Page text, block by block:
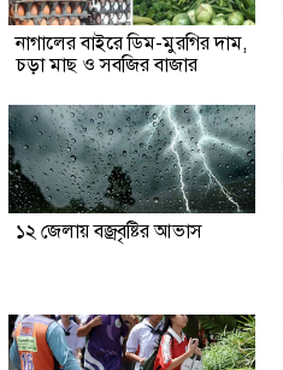
নাগালের বাইরে ডিম-মুরগির দাম,
চড়া মাছ ও সবজির বাজার
১২ জেলায় বজ্রবৃষ্টির আভাস